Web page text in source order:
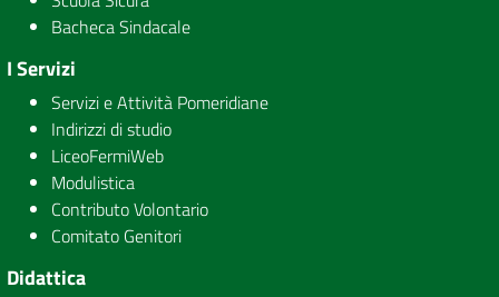
Bacheca Sindacale
I Servizi
Servizi e Attività Pomeridiane
Indirizzi di studio
LiceoFermiWeb
Modulistica
Contributo Volontario
Comitato Genitori
Didattica